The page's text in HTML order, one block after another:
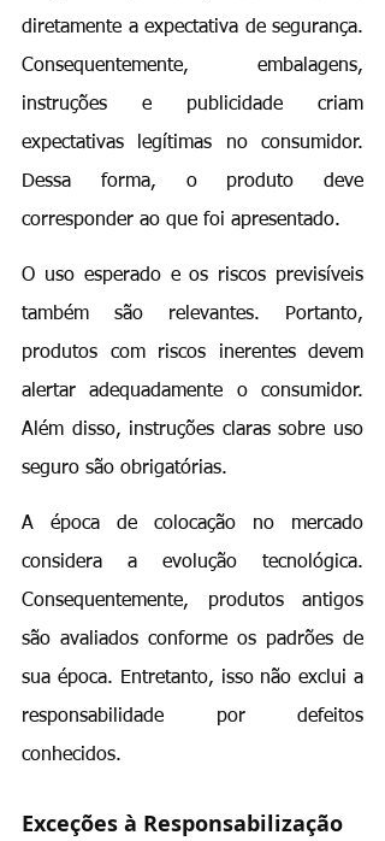
diretamente a expectativa de segurança.
Consequentemente, embalagens,
instruções e publicidade criam
expectativas legítimas no consumidor.
Dessa forma, o produto deve
corresponder ao que foi apresentado.
O uso esperado e os riscos previsíveis
também são relevantes. Portanto,
produtos com riscos inerentes devem
alertar adequadamente o consumidor.
Além disso, instruções claras sobre uso
seguro são obrigatórias.
A época de colocação no mercado
considera a evolução tecnológica.
Consequentemente, produtos antigos
são avaliados conforme os padrões de
sua época. Entretanto, isso não exclui a
responsabilidade por defeitos
conhecidos.
Exceções à Responsabilização